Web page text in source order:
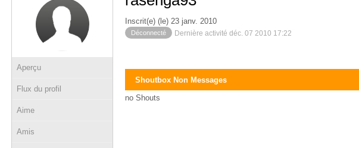
Aperçu
Flux du profil
Aime
Amis
Inscrit(e) (le) 23 janv. 2010
Déconnecté Dernière activité déc. 07 2010 17:22
Shoutbox Non Messages
no Shouts